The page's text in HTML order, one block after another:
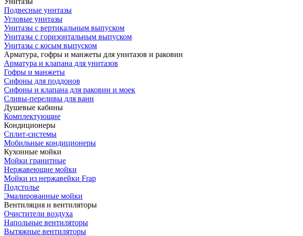
Подвесные унитазы
Угловые унитазы
Унитазы с вертикальным выпуском
Унитазы с горизонтальным выпуском
Унитазы с косым выпуском
Арматура, гофры и манжеты для унитазов и раковин
Арматура и клапана для унитазов
Гофры и манжеты
Сифоны для поддонов
Сифоны и клапана для раковин и моек
Сливы-переливы для ванн
Душевые кабины
Комплектующие
Кондиционеры
Сплит-системы
Мобильные кондиционеры
Кухонные мойки
Мойки гранитные
Нержавеющие мойки
Мойки из нержавейки Frap
Подстолье
Эмалированные мойки
Вентиляция и вентиляторы
Очистители воздуха
Напольные вентиляторы
Вытяжные вентиляторы